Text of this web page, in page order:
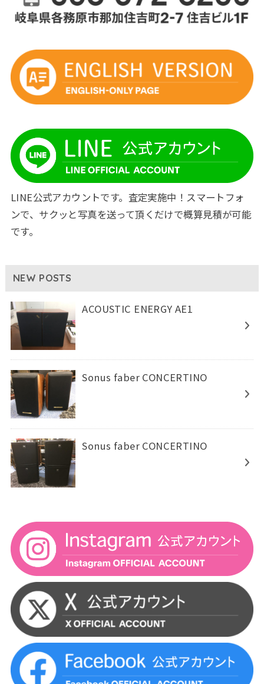
LINE公式アカウントです。査定実施中！スマートフォ
ンで、サクッと写真を送って頂くだけで概算見積が可能
です。
NEW POSTS
ACOUSTIC ENERGY AE1
Sonus faber CONCERTINO
Sonus faber CONCERTINO